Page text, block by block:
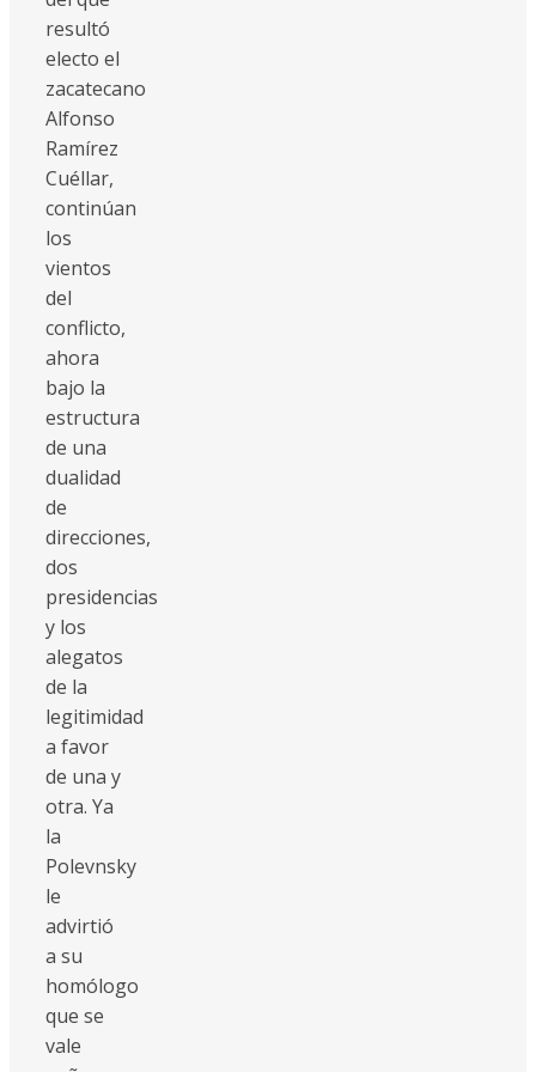
resultó
electo el
zacatecano
Alfonso
Ramírez
Cuéllar,
continúan
los
vientos
del
conflicto,
ahora
bajo la
estructura
de una
dualidad
de
direcciones,
dos
presidencias
y los
alegatos
de la
legitimidad
a favor
de una y
otra. Ya
la
Polevnsky
le
advirtió
a su
homólogo
que se
vale